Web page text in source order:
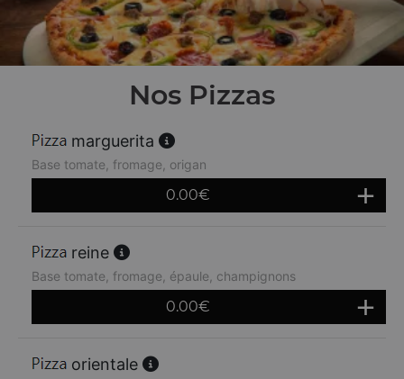
Nos Pizzas
marguerita
Base tomate, fromage, origan
0.00€
reine
Base tomate, fromage, épaule, champignons
0.00€
orientale